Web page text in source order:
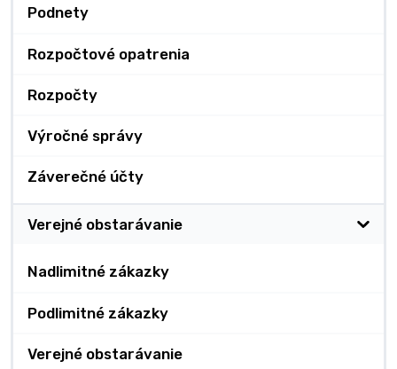
Podnety
Rozpočtové opatrenia
Rozpočty
Výročné správy
Záverečné účty
Verejné obstarávanie
Nadlimitné zákazky
Podlimitné zákazky
Verejné obstarávanie